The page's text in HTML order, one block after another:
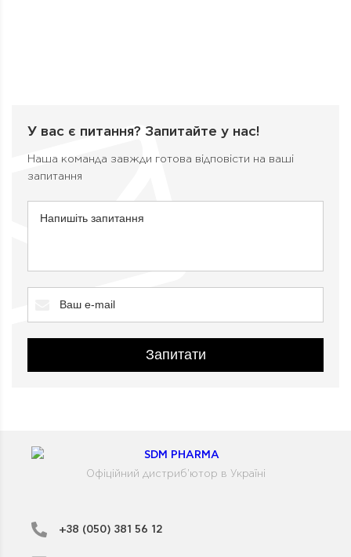
У вас є питання? Запитайте у нас!
Наша команда завжди готова відповісти на ваші
запитання
Запитати
Офіційний дистриб'ютор в Україні
+38 (050) 381 56 12